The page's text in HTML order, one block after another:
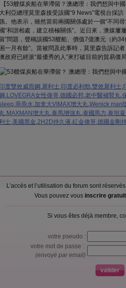
【53艘煤炭船在華滯留？澳總理：我們想與中
大利亞總理莫里森接受該國“9 News”電視台採
。他表示，雖然當前兩國關係處於一個“不同
國“和諧相處，建立積極關係”。近日來，澳媒屢
留”問題，聲稱該國53艘船、價值7億澳元（約
困一月有餘”。當被問及此事時，莫里森告訴記
政府已經派“最優秀的人”來打破目前的貿易僵
印度雙效威而鋼,犀利士,印度必利勁,雙效犀利士,
,LOVEGRA女性偉哥,德國必邦,老中醫補腎丸,
,乖乖水,加拿大VIMAX增大丸,Wenick man
丸,MAXMAN增大丸,泰馬增強丸,泰國馬力 ,泰坦
士,美國黑金,2H2D持久液,紅金偉哥,德國金剛
L’accès et l’utilisation du forum sont
Vous pouvez vous inscrire
Si vous êtes déjà membre,
votre pseudo :
votre mot de passe :
(envoyé par email)